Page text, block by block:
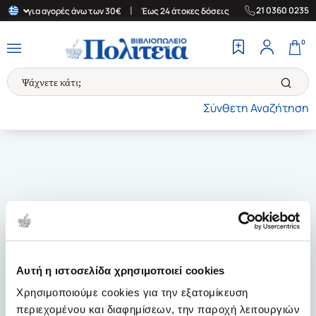
Αυτή η ιστοσελίδα χρησιμοποιεί cookies
Χρησιμοποιούμε cookies για την εξατομίκευση
περιεχομένου και διαφημίσεων, την παροχή λειτουργιών
για αγορές άνω των 30€ Έως 24 άτοκες δόσεις | Δωρεάν
21 0360 0235
Σύνθετη Αναζήτηση
0